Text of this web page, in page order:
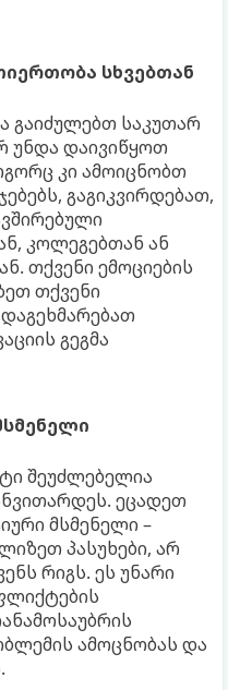
სხვებთან
გაიძულებთ საკუთარ
უნდა დაივიწყოთ
კი ამოიცნობთ
გაგიკვირდებათ,
კოლეგებთან ან
თქვენი ემოციების
თქვენი
გეგმა
შეუძლებელია
ეცადეთ
მსმენელი –
პასუხები, არ
რიგს. ეს უნარი
ამოცნობას და